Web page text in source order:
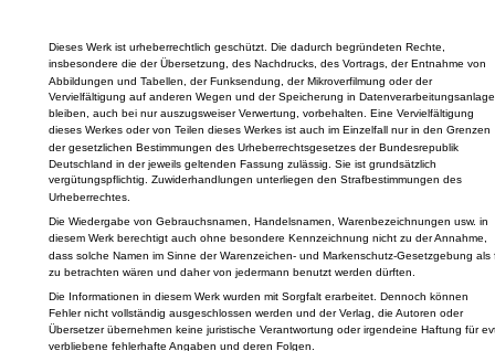
Dieses Werk ist urheberrechtlich geschützt. Die dadurch begründeten Rechte,
insbesondere die der Übersetzung, des Nachdrucks, des Vortrags, der Entnahme von
Abbildungen und Tabellen, der Funksendung, der Mikroverfilmung oder der
Vervielfältigung auf anderen Wegen und der Speicherung in
bleiben, auch bei nur auszugsweiser Verwertung, vorbehalten. Eine Vervielfältigung
dieses Werkes oder von Teilen dieses Werkes ist auch im Einzelfall nur in den Grenzen
der gesetzlichen Bestimmungen des Urheberrechtsgesetzes der Bundesrepublik
Deutschland in der jeweils geltenden Fassung zulässig. Sie ist grundsätzlich
vergütungspflichtig. Zuwiderhandlungen unterliegen den Strafbestimmungen des
Urheberrechtes.
Die Wiedergabe von Gebrauchsnamen, Handelsnamen, Warenbezeichnungen usw. in
diesem Werk berechtigt auch ohne besondere Kennzeichnung nicht zu der Annahme,
dass solche Namen im Sinne der Warenzeichen- und Markenschutz-Gesetzgebung als
zu betrachten wären und daher von jedermann benutzt werden dürften.
Die Informationen in diesem Werk wurden mit Sorgfalt erarbeitet. Dennoch können
Fehler nicht vollständig ausgeschlossen werden und der Verlag, die Autoren oder
Übersetzer übernehmen keine juristische Verantwortung oder irgendeine Haftung für
verbliebene fehlerhafte Angaben und deren Folgen.